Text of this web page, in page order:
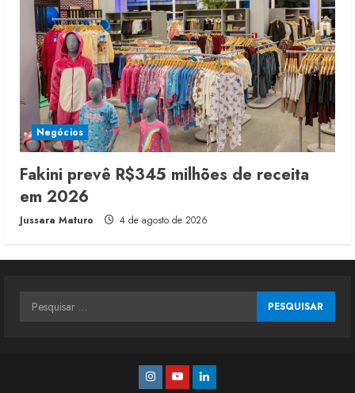
Negócios
Fakini prevê R$345 milhões de receita
em 2026
Jussara Maturo 4 de agosto de 2026
Pesquisar
Instagram
YoutubeLinkedin